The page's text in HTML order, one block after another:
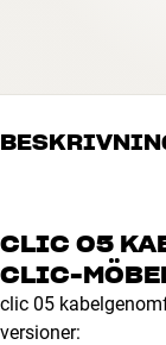
CLIC 05
CLIC-
clic 05
versioner: